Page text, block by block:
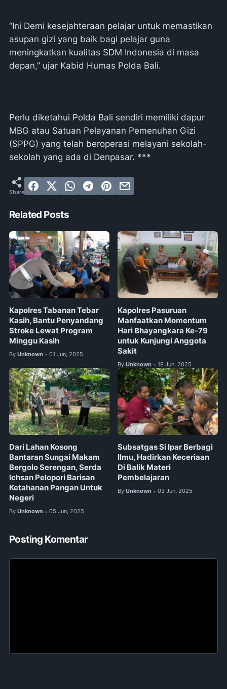
“Ini Demi kesejahteraan pelajar untuk memastikan
asupan gizi yang baik bagi pelajar guna
meningkatkan kualitas SDM Indonesia di masa
depan,” ujar Kabid Humas Polda Bali.
Perlu diketahui Polda Bali sendiri memiliki dapur
MBG atau Satuan Pelayanan Pemenuhan Gizi
(SPPG) yang telah beroperasi melayani sekolah-
sekolah yang ada di Denpasar. ***
Related Posts
Kapolres Tabanan Tebar
Kasih, Bantu Penyandang
Stroke Lewat Program
Minggu Kasih
By Unknown • 01 Jun, 2025
Kapolres Pasuruan
Manfaatkan Momentum
Hari Bhayangkara Ke-79
untuk Kunjungi Anggota
Sakit
By Unknown • 18 Jun, 2025
Dari Lahan Kosong
Bantaran Sungai Makam
Bergolo Serengan, Serda
Ichsan Pelopori Barisan
Ketahanan Pangan Untuk
Negeri
By Unknown • 05 Jun, 2025
Subsatgas Si Ipar Berbagi
Ilmu, Hadirkan Keceriaan
Di Balik Materi
Pembelajaran
By Unknown • 03 Jun, 2025
Posting Komentar